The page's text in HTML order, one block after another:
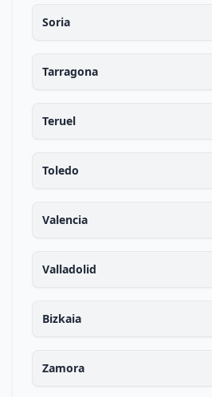
Soria
Tarragona
Teruel
Toledo
Valencia
Valladolid
Bizkaia
Zamora